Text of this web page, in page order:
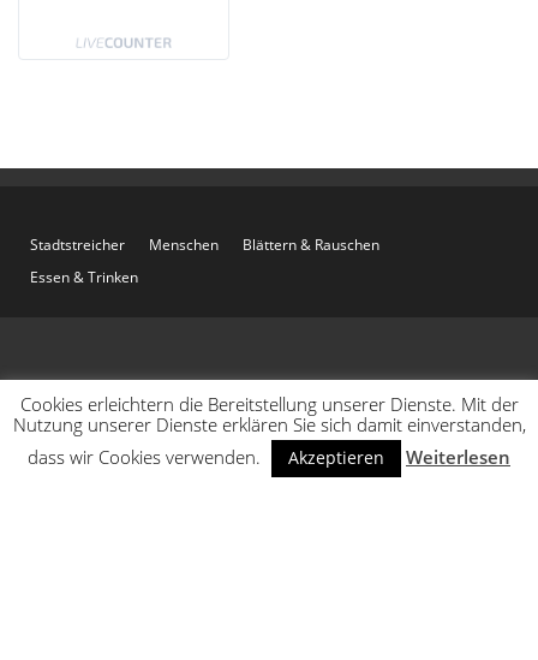
Stadtstreicher Menschen
Blättern & Rauschen
Essen & Trinken
Cookies erleichtern die Bereitstellung unserer Dienste. Mit der
Nutzung unserer Dienste erklären Sie sich damit einverstanden,
dass wir Cookies verwenden.
Akzeptieren Weiterlesen